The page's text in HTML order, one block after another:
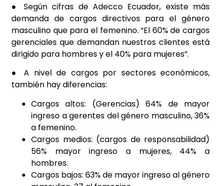
● Según cifras de Adecco Ecuador, existe más
demanda de cargos directivos para el género
masculino que para el femenino. “El 60% de cargos
gerenciales que demandan nuestros clientes está
dirigido para hombres y el 40% para mujeres”.
● A nivel de cargos por sectores económicos,
también hay diferencias:
Cargos altos: (Gerencias) 64% de mayor
ingreso a gerentes del género masculino, 36%
a femenino.
Cargos medios: (cargos de responsabilidad)
56% mayor ingreso a mujeres, 44% a
hombres.
Cargos bajos: 63% de mayor ingreso al género